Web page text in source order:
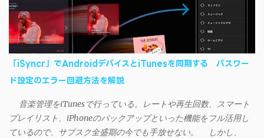
「iSyncr」でAndroidデバイスとiTunesを同期する パスワー
ド設定のエラー回避方法を解説
音楽管理をiTunesで行っている。レートや再生回数、スマート
プレイリスト、iPhoneのバックアップといった機能をフル活用し
ているので、サブスク全盛期の今でも手放せない。 しかし、